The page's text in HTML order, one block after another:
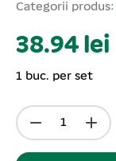
Categorii produs:
38.94 lei
1 buc. per set